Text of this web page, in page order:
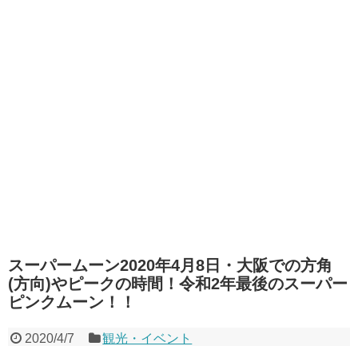
スーパームーン2020年4月8日・大阪での方角
(方向)やピークの時間！令和2年最後のスーパー
ピンクムーン！！
2020/4/7 観光・イベント